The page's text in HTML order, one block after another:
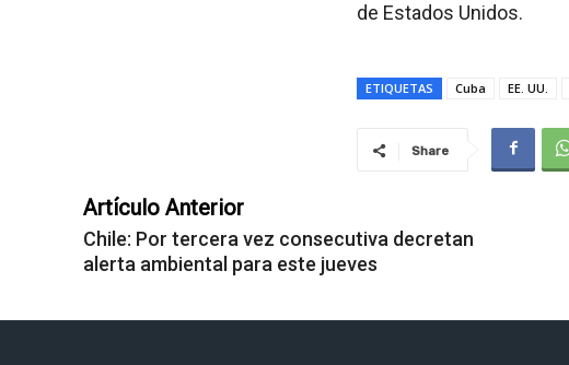
de Estados Unidos.
ETIQUETAS Cuba EE. UU.
Share
Artículo Anterior
Chile: Por tercera vez consecutiva decretan
alerta ambiental para este jueves